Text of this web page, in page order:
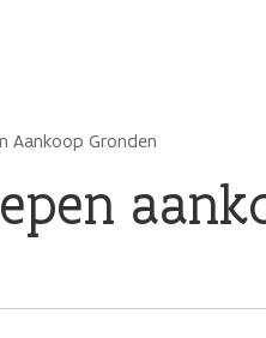
inhoud
gaan
Aankoop Gronden